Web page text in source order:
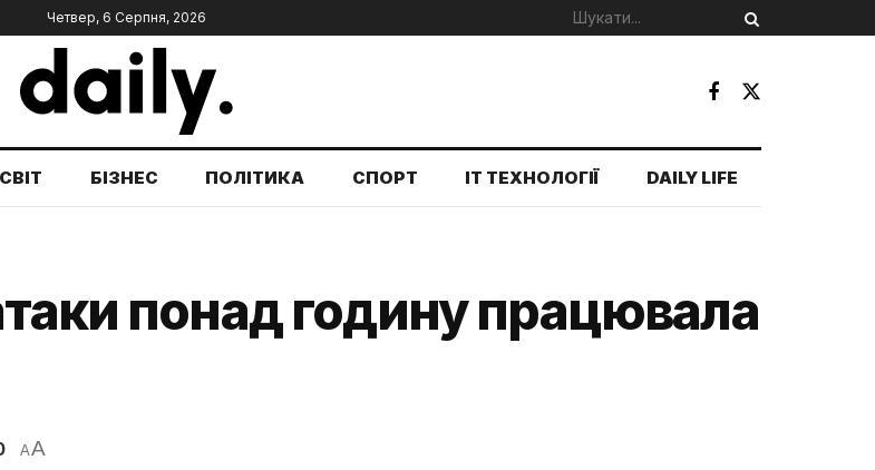
Четвер, 6 Серпня, 2026
СВІТ БІЗНЕС ПОЛІТИКА СПОРТ IT ТЕХНОЛОГІЇ DAILY LIFE
понад годину працювала
AA